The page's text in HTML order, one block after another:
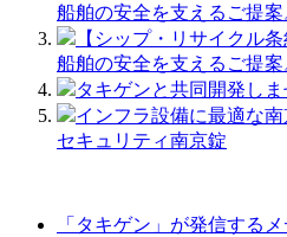
船舶の安全を支えるご提案
【シップ・リサイクル
船舶の安全を支えるご提案
タキゲンと共同開発しま
インフラ設備に最適な
セキュリティ南京錠
「タキゲン」が発信する